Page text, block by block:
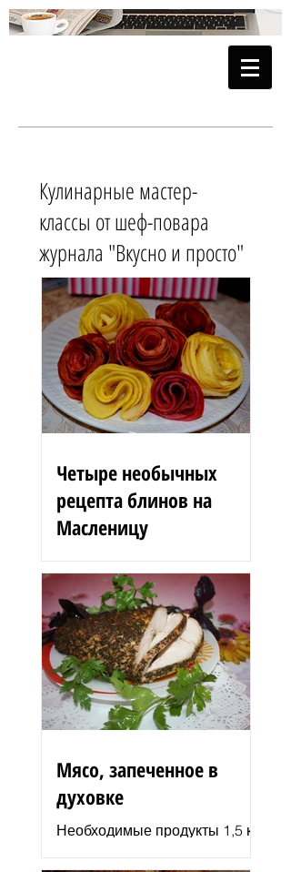
Кулинарные мастер-
классы от шеф-повара
журнала "Вкусно и просто"
Четыре необычных
рецепта блинов на
Масленицу
Блинные розы 1,5 стакана
муки 200 г вишен 125 мл
сыворотки 100 г сгущенного
молока 2 яйца 3 ст. л.
растительного масла 1 ст. л.
сахара...
Мясо, запеченное в
духовке
Необходимые продукты 1,5 кг